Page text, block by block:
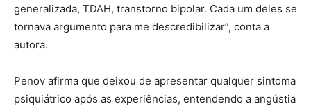
generalizada, TDAH, transtorno bipolar. Cada um deles se
tornava argumento para me descredibilizar”, conta a
autora.
Penov afirma que deixou de apresentar qualquer sintoma
psiquiátrico após as experiências, entendendo a angústia